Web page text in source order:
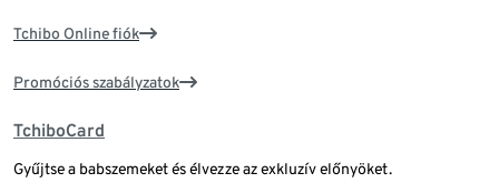
Tchibo Online fiók
Promóciós szabályzatok
TchiboCard
Gyűjtse a babszemeket és élvezze az exkluzív előnyöket.